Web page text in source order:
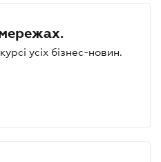
усіх бізнес-новин.